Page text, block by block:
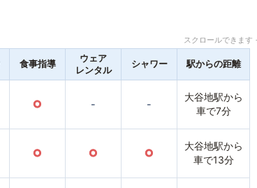
スクロールできま
食事指導
ウェア
レンタル
シャワー 駅からの距離
○ - -
大谷地駅から
車で7分
○ ○ ○
大谷地駅から
車で13分